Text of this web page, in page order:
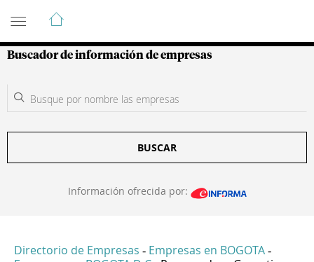
Guía de Empresas Colombianas
Buscador de información de empresas
BUSCAR
Información ofrecida por:
Directorio de Empresas - Empresas en BOGOTA -